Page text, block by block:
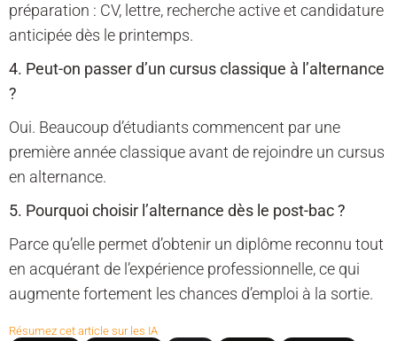
préparation : CV, lettre, recherche active et candidature
anticipée dès le printemps.
4. Peut-on passer d’un cursus classique à l’alternance
?
Oui. Beaucoup d’étudiants commencent par une
première année classique avant de rejoindre un cursus
en alternance.
5. Pourquoi choisir l’alternance dès le post-bac ?
Parce qu’elle permet d’obtenir un diplôme reconnu tout
en acquérant de l’expérience professionnelle, ce qui
augmente fortement les chances d’emploi à la sortie.
Résumez cet article sur les IA